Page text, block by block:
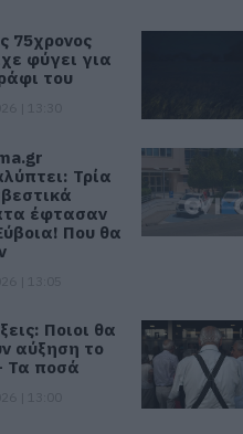
75χρονος
φύγει για
του
Τρία
έφτασαν
Που θα
Ποιοι θα
αύξηση το
Τα ποσά